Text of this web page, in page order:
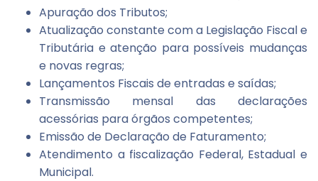
Apuração dos Tributos;
Atualização constante com a Legislação Fiscal e
Tributária e atenção para possíveis mudanças
e novas regras;
Lançamentos Fiscais de entradas e saídas;
Transmissão mensal das declarações
acessórias para órgãos competentes;
Emissão de Declaração de Faturamento;
Atendimento a fiscalização Federal, Estadual e
Municipal.